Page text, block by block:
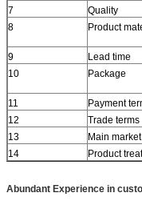
7 Quality
8
Product
9
Lead time
10
Package
11
Payment
12
Trade terms
13
Main market
14
Product
Abundant Experience in